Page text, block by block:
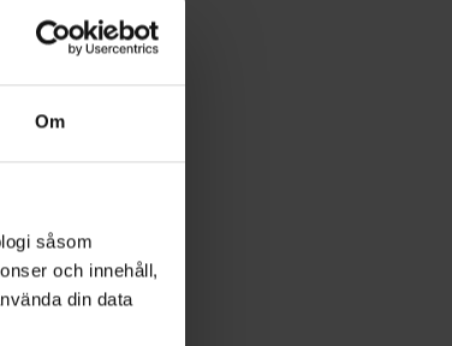
Om
såsom
och innehåll,
din data